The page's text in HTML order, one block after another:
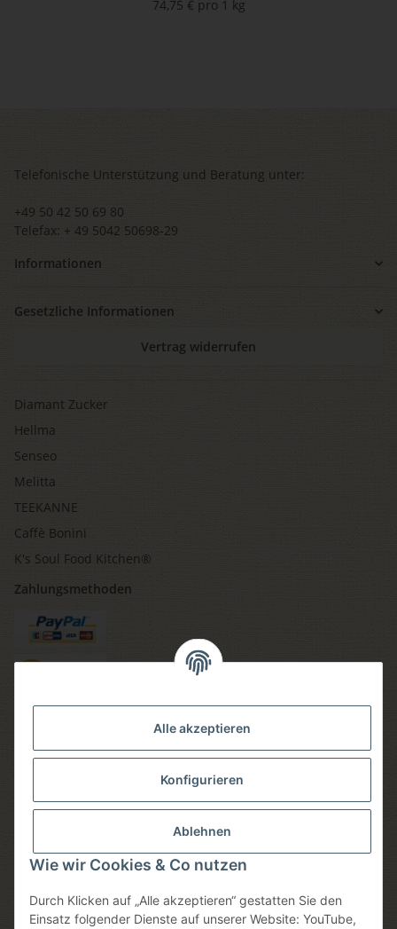
Alle akzeptieren
Konfigurieren
Ablehnen
Wie wir Cookies & Co nutzen
Durch Klicken auf „Alle akzeptieren“ gestatten Sie den
Einsatz folgender Dienste auf unserer Website: YouTube,
74,75 € pro 1 kg
Telefonische Unterstützung und Beratung unter:
+49 50 42 50 69 80
Telefax: + 49 5042 50698-29
Informationen
Gesetzliche Informationen
Vertrag widerrufen
Diamant Zucker
Hellma
Senseo
Melitta
TEEKANNE
Caffè Bonini
K's Soul Food Kitchen®
Zahlungsmethoden
Versandmethoden
Sicheres einkaufen